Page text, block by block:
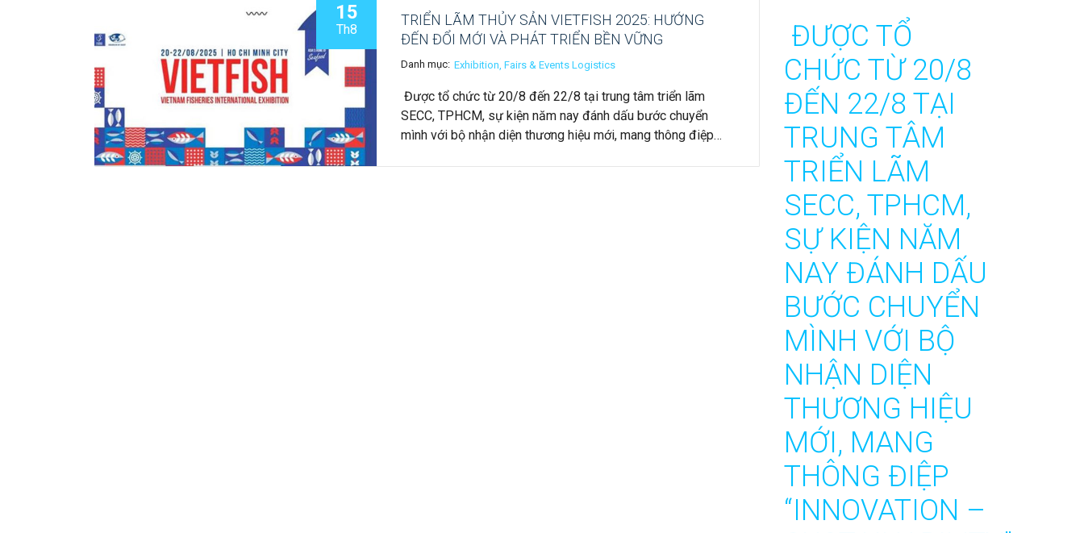
15
Th8
TRIỂN LÃM THỦY SẢN VIETFISH 2025: HƯỚNG
ĐẾN ĐỔI MỚI VÀ PHÁT TRIỂN BỀN VỮNG
Danh mục: Exhibition, Fairs & Events Logistics
Được tổ chức từ 20/8 đến 22/8 tại trung tâm triển lãm
SECC, TPHCM, sự kiện năm nay đánh dấu bước chuyển
mình với bộ nhận diện thương hiệu mới, mang thông điệp…
ĐƯỢC TỔ
CHỨC TỪ 20/8
ĐẾN 22/8 TẠI
TRUNG TÂM
TRIỂN LÃM
SECC, TPHCM,
SỰ KIỆN NĂM
NAY ĐÁNH DẤU
BƯỚC CHUYỂN
MÌNH VỚI BỘ
NHẬN DIỆN
THƯƠNG HIỆU
MỚI, MANG
THÔNG ĐIỆP
“INNOVATION –